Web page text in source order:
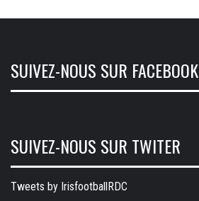
SUIVEZ-NOUS SUR FACEBOOK
SUIVEZ-NOUS SUR TWITER
Tweets by IrisfootballRDC